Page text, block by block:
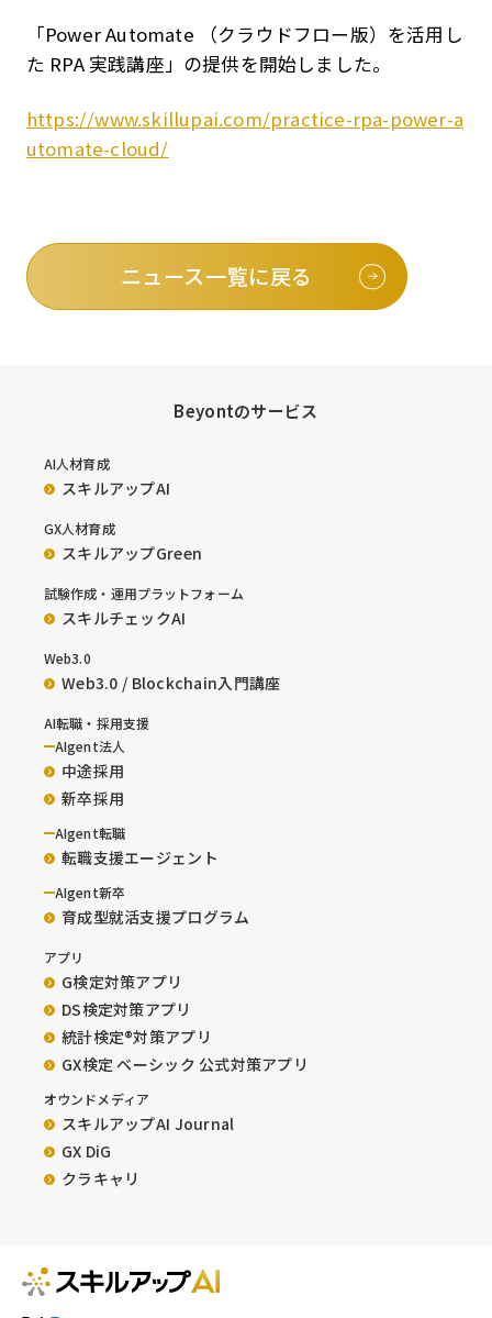
「Power Automate （クラウドフロー版）を活用し
た RPA 実践講座」の提供を開始しました。
https://www.skillupai.com/practice-rpa-power-a
utomate-cloud/
ニュース一覧に戻る
Beyontのサービス
AI人材育成
スキルアップAI
GX人材育成
スキルアップGreen
試験作成・運用プラットフォーム
スキルチェックAI
Web3.0
Web3.0 / Blockchain入門講座
AI転職・採用支援
AIgent法人
中途採用
新卒採用
AIgent転職
転職支援エージェント
AIgent新卒
育成型就活支援プログラム
アプリ
G検定対策アプリ
DS検定対策アプリ
統計検定®︎対策アプリ
GX検定 ベーシック 公式対策アプリ
オウンドメディア
スキルアップAI Journal
GX DiG
クラキャリ